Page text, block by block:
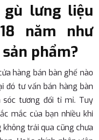
gù lưng liệu
năm như
phẩm?
hàng bán bàn ghế nào
đó tư vấn bán hàng bàn
sóc tương đối tỉ mỉ. Tuy
mắc của bạn nhiều khi
trải qua cũng chưa